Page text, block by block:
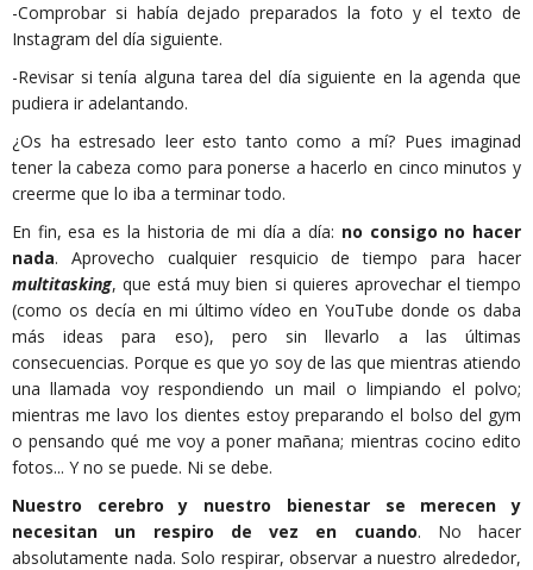
-Comprobar si había dejado preparados la foto y el texto de
Instagram del día siguiente.
-Revisar si tenía alguna tarea del día siguiente en la agenda que
pudiera ir adelantando.
¿Os ha estresado leer esto tanto como a mí? Pues imaginad
tener la cabeza como para ponerse a hacerlo en cinco minutos y
creerme que lo iba a terminar todo.
En fin, esa es la historia de mi día a día: no consigo no hacer
nada. Aprovecho cualquier resquicio de tiempo para hacer
multitasking, que está muy bien si quieres aprovechar el tiempo
(como os decía en mi último vídeo en YouTube donde os daba
más ideas para eso), pero sin llevarlo a las últimas
consecuencias. Porque es que yo soy de las que mientras atiendo
una llamada voy respondiendo un mail o limpiando el polvo;
mientras me lavo los dientes estoy preparando el bolso del gym
o pensando qué me voy a poner mañana; mientras cocino edito
fotos... Y no se puede. Ni se debe.
Nuestro cerebro y nuestro bienestar se merecen y
necesitan un respiro de vez en cuando. No hacer
absolutamente nada. Solo respirar, observar a nuestro alrededor,